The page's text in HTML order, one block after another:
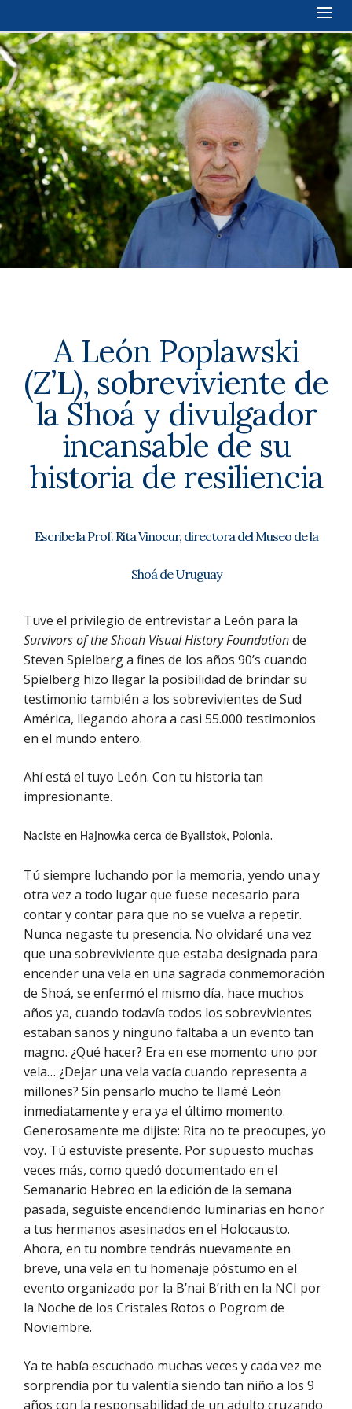
A León Poplawski
(Z’L), sobreviviente de
la Shoá y divulgador
incansable de su
historia de resiliencia
Escribe la Prof. Rita Vinocur, directora del Museo de la
Shoá de Uruguay
Tuve el privilegio de entrevistar a León para la
Survivors of the Shoah Visual History Foundationde
Steven Spielberg a fines de los años 90’s cuando
Spielberg hizo llegar la posibilidad de brindar su
testimonio también a los sobrevivientes de Sud
América, llegando ahora a casi 55.000 testimonios
en el mundo entero.
Ahí está el tuyo León. Con tu historia tan
impresionante.
Naciste en Hajnowka cerca de Byalistok, Polonia.
Tú siempre luchando por la memoria, yendo una y
otra vez a todo lugar que fuese necesario para
contar y contar para que no se vuelva a repetir.
Nunca negaste tu presencia. No olvidaré una vez
que una sobreviviente que estaba designada para
encender una vela en una sagrada conmemoración
de Shoá, se enfermó el mismo día, hace muchos
años ya, cuando todavía todos los sobrevivientes
estaban sanos y ninguno faltaba a un evento tan
magno. ¿Qué hacer? Era en ese momento uno por
vela… ¿Dejar una vela vacía cuando representa a
millones? Sin pensarlo mucho te llamé León
inmediatamente y era ya el último momento.
Generosamente me dijiste: Rita no te preocupes, yo
voy. Tú estuviste presente. Por supuesto muchas
veces más, como quedó documentado en el
Semanario Hebreo en la edición de la semana
pasada, seguiste encendiendo luminarias en honor
a tus hermanos asesinados en el Holocausto.
Ahora, en tu nombre tendrás nuevamente en
breve, una vela en tu homenaje póstumo en el
evento organizado por la B’nai B’rith en la NCI por
la Noche de los Cristales Rotos o Pogrom de
Noviembre.
Ya te había escuchado muchas veces y cada vez me
sorprendía por tu valentía siendo tan niño a los 9
años con la responsabilidad de un adulto cruzando